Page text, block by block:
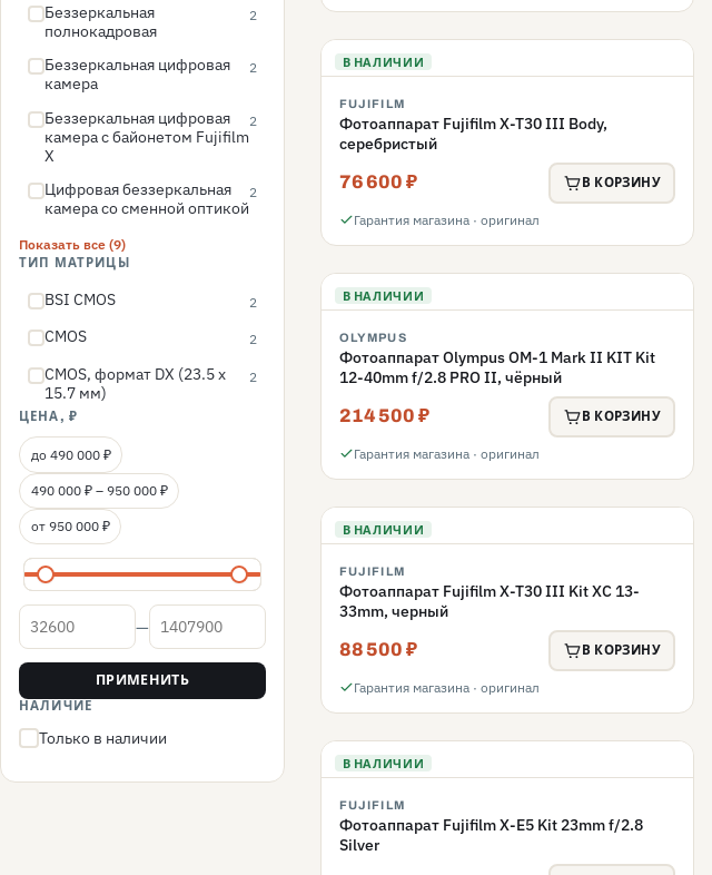
Беззеркальная
полнокадровая
2
Беззеркальная цифровая
камера
2
Беззеркальная цифровая
камера с байонетом Fujifilm
X
2
Цифровая беззеркальная
камера со сменной оптикой
2
Показать все (9)
ТИП МАТРИЦЫ
BSI CMOS 2
CMOS 2
CMOS, формат DX (23.5 x
15.7 мм)
2
ЦЕНА, ₽
до 490 000 ₽
490 000 ₽ – 950 000 ₽
от 950 000 ₽
Цена от
—
Цена до
ПРИМЕНИТЬ
НАЛИЧИЕ
Только в наличии
(нажмите, чтобы включить)
В НАЛИЧИИ
FUJIFILM
Фотоаппарат Fujifilm X-T30 III Body,
серебристый
76 600 ₽ В КОРЗИНУ
Гарантия магазина · оригинал
В НАЛИЧИИ
OLYMPUS
Фотоаппарат Olympus OM-1 Mark II KIT Kit
12-40mm f/2.8 PRO II, чёрный
214 500 ₽ В КОРЗИНУ
Гарантия магазина · оригинал
В НАЛИЧИИ
FUJIFILM
Фотоаппарат Fujifilm X-T30 III Kit XC 13-
33mm, черный
88 500 ₽ В КОРЗИНУ
Гарантия магазина · оригинал
В НАЛИЧИИ
FUJIFILM
Фотоаппарат Fujifilm X-E5 Kit 23mm f/2.8
Silver